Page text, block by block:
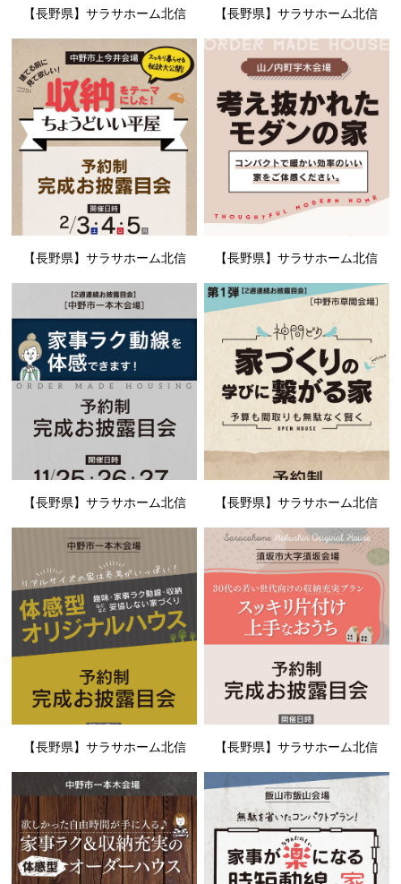
【長野県】サラサホーム北信 【長野県】サラサホーム北信
【長野県】サラサホーム北信 【長野県】サラサホーム北信
【長野県】サラサホーム北信 【長野県】サラサホーム北信
【長野県】サラサホーム北信 【長野県】サラサホーム北信